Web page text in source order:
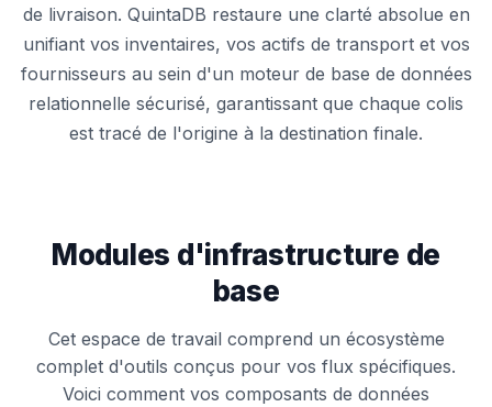
de livraison. QuintaDB restaure une clarté absolue en
unifiant vos inventaires, vos actifs de transport et vos
fournisseurs au sein d'un moteur de base de données
relationnelle sécurisé, garantissant que chaque colis
est tracé de l'origine à la destination finale.
Modules d'infrastructure de
base
Cet espace de travail comprend un écosystème
complet d'outils conçus pour vos flux spécifiques.
Voici comment vos composants de données